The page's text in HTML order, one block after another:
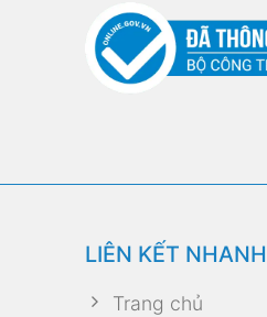
LIÊN KẾT NHANH
Trang chủ